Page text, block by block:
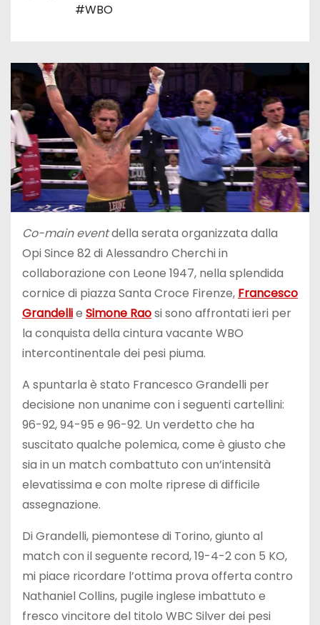
#WBO
Co-main eventdella serata organizzata dalla
Opi Since 82 di Alessandro Cherchi in
collaborazione con Leone 1947, nella splendida
cornice di piazza Santa Croce Firenze, Francesco
Grandellie Simone Raosi sono affrontati ieri per
la conquista della cintura vacante WBO
intercontinentale dei pesi piuma.
A spuntarla è stato Francesco Grandelli per
decisione non unanime con i seguenti cartellini:
96-92, 94-95 e 96-92. Un verdetto che ha
suscitato qualche polemica, come è giusto che
sia in un match combattuto con un’intensità
elevatissima e con molte riprese di difficile
assegnazione.
Di Grandelli, piemontese di Torino, giunto al
match con il seguente record, 19-4-2 con 5 KO,
mi piace ricordare l’ottima prova offerta contro
Nathaniel Collins, pugile inglese imbattuto e
fresco vincitore del titolo WBC Silver dei pesi